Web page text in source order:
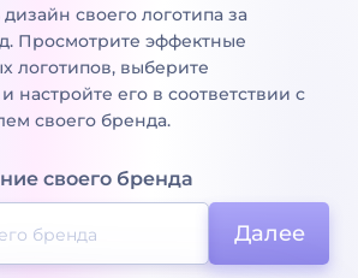
своего логотипа за
Просмотрите эффектные
логотипов, выберите
настройте его в соответствии с
своего бренда.
своего бренда
Далее